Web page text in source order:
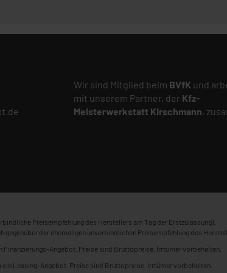
Wir sind Mitglied beim BVfK und
mit unserem Partner, der Kfz-
Meisterwerkstatt Kirschmann,
Preisempfehlung des Herstellers am Tag der Erstzulassung).
der ehemaligen unverbindlichen Preisempfehlung des
Finanzierungs-Angebot. Preise sind Bruttopreise. Irrtümer vorbehalten.
ein Leasing-Angebot. Preise sind Bruttopreise. Irrtümer vorbehalten.